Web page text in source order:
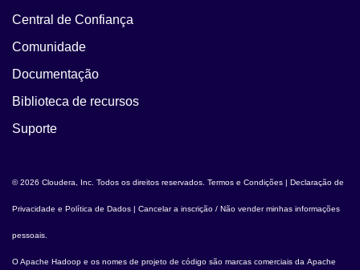
Central de Confiança
Comunidade
Documentação
Biblioteca de recursos
Suporte
© 2026 Cloudera, Inc. Todos os direitos reservados. Termos e Condições | Declaração de
Privacidade e Política de Dados | Cancelar a inscrição / Não vender minhas informações
pessoais
OApache Hadoop e os nomes de projeto de código são marcas comerciais da Apache